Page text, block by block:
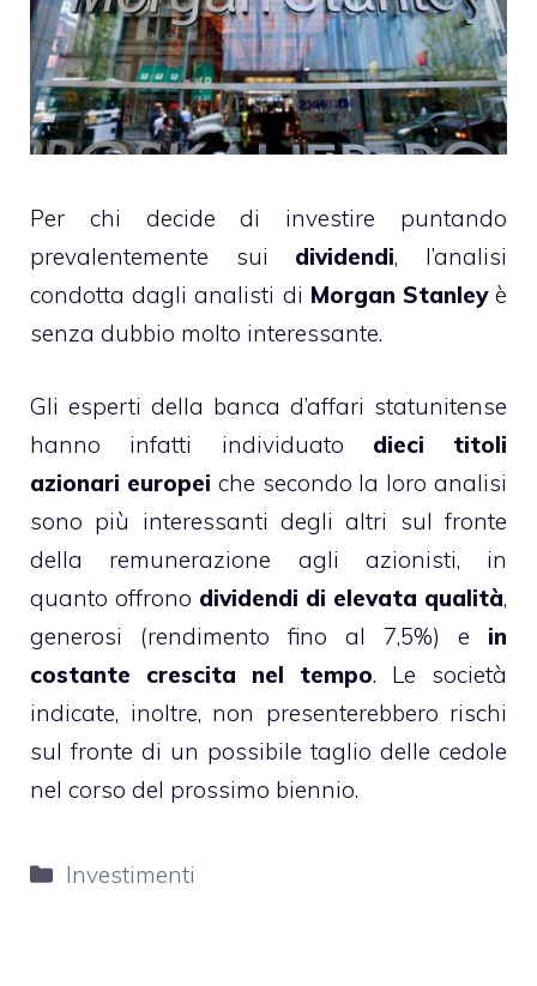
Per chi decide di investire puntando
prevalentemente sui dividendi, l’analisi
condotta dagli analisti di Morgan Stanleyè
senza dubbio molto interessante.
Gli esperti della banca d’affari statunitense
hanno infatti individuato dieci titoli
azionari europei che secondo la loro analisi
sono più interessanti degli altri sul fronte
della remunerazione agli azionisti, in
quanto offrono dividendi di elevata qualità,
generosi (rendimento fino al 7,5%) e in
costante crescita nel tempo. Le società
indicate, inoltre, non presenterebbero rischi
sul fronte di un possibile taglio delle cedole
nel corso del prossimo biennio.
Categorie
Investimenti